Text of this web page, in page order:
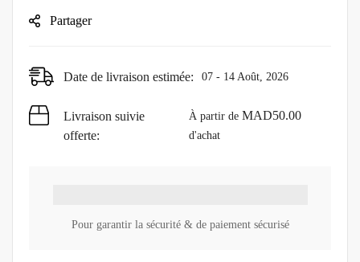
Partager
Date de livraison estimée: 07 - 14 Août, 2026
Livraison suivie
offerte:
À partir de MAD50.00
d'achat
Pour garantir la sécurité & de paiement sécurisé